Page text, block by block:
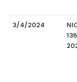
3/4/2024